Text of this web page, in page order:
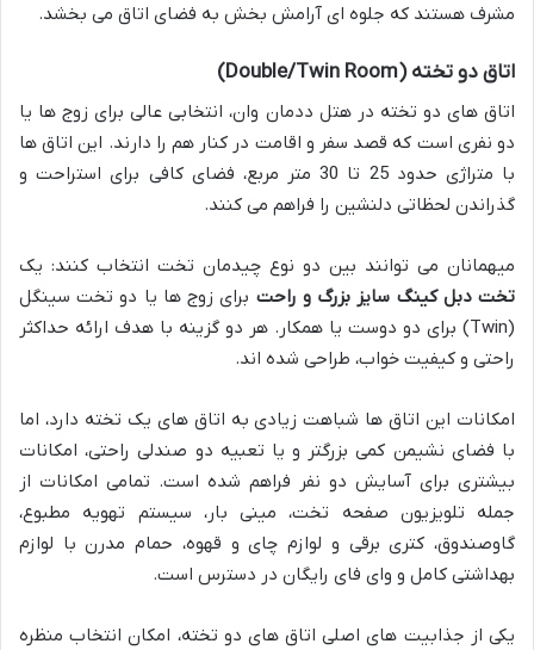
مشرف هستند که جلوه ای آرامش بخش به فضای اتاق می بخشد.
اتاق دو تخته (Double/Twin Room)
اتاق های دو تخته در هتل ددمان وان، انتخابی عالی برای زوج ها یا
دو نفری است که قصد سفر و اقامت در کنار هم را دارند. این اتاق ها
با متراژی حدود 25 تا 30 متر مربع، فضای کافی برای استراحت و
گذراندن لحظاتی دلنشین را فراهم می کنند.
میهمانان می توانند بین دو نوع چیدمان تخت انتخاب کنند: یک
تخت دبل کینگ سایز بزرگ و راحت برای زوج ها یا دو تخت سینگل
(Twin) برای دو دوست یا همکار. هر دو گزینه با هدف ارائه حداکثر
راحتی و کیفیت خواب، طراحی شده اند.
امکانات این اتاق ها شباهت زیادی به اتاق های یک تخته دارد، اما
با فضای نشیمن کمی بزرگتر و یا تعبیه دو صندلی راحتی، امکانات
بیشتری برای آسایش دو نفر فراهم شده است. تمامی امکانات از
جمله تلویزیون صفحه تخت، مینی بار، سیستم تهویه مطبوع،
گاوصندوق، کتری برقی و لوازم چای و قهوه، حمام مدرن با لوازم
بهداشتی کامل و وای فای رایگان در دسترس است.
یکی از جذابیت های اصلی اتاق های دو تخته، امکان انتخاب منظره